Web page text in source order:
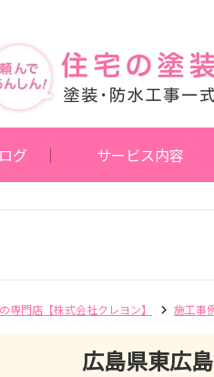
グ サービス内容
専門店【株式会社クレヨン】 施工事
広島県東広